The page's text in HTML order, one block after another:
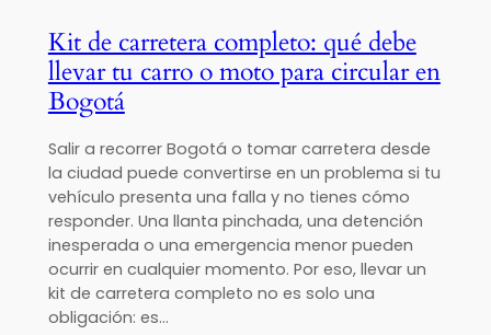
Kit de carretera completo: qué debe
llevar tu carro o moto para circular en
Bogotá
Salir a recorrer Bogotá o tomar carretera desde
la ciudad puede convertirse en un problema si tu
vehículo presenta una falla y no tienes cómo
responder. Una llanta pinchada, una detención
inesperada o una emergencia menor pueden
ocurrir en cualquier momento. Por eso, llevar un
kit de carretera completo no es solo una
obligación: es…